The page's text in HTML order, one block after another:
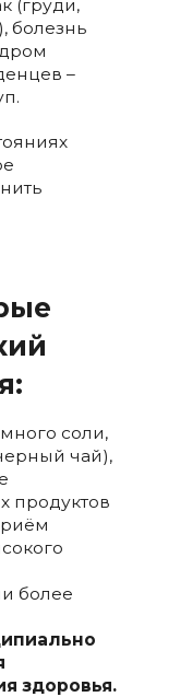
(груди,
болезнь
–
соли,
чай),
продуктов
более
здоровья.